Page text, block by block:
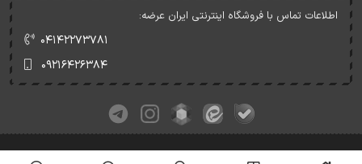
اطلاعات تماس با فروشگاه اینترنتی ایران عرضه:
۰۴۱۴۲۲۷۳۷۸۱
۰۹۲۱۶۴۲۶۳۸۴